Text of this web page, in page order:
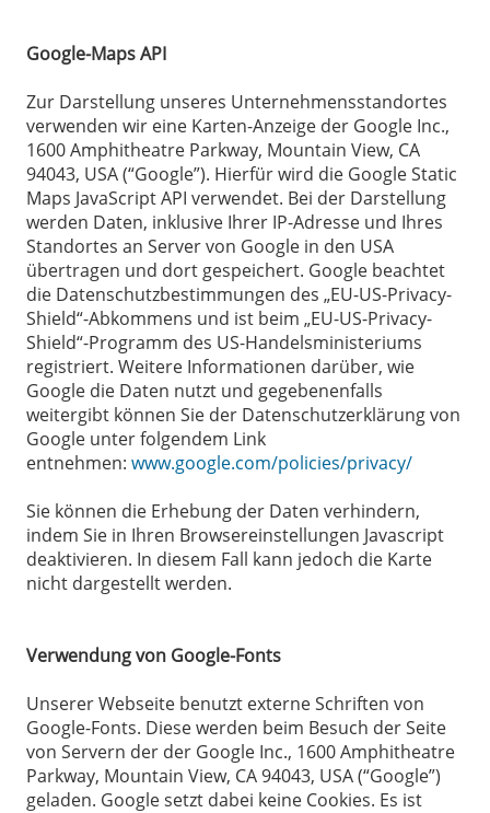
Google-Maps API
Zur Darstellung unseres Unternehmensstandortes
verwenden wir eine Karten-Anzeige der Google Inc.,
1600 Amphitheatre Parkway, Mountain View, CA
94043, USA (“Google”). Hierfür wird die Google Static
Maps JavaScript API verwendet. Bei der Darstellung
werden Daten, inklusive Ihrer IP-Adresse und Ihres
Standortes an Server von Google in den USA
übertragen und dort gespeichert. Google beachtet
die Datenschutzbestimmungen des „EU-US-Privacy-
Shield“-Abkommens und ist beim „EU-US-Privacy-
Shield“-Programm des US-Handelsministeriums
registriert. Weitere Informationen darüber, wie
Google die Daten nutzt und gegebenenfalls
weitergibt können Sie der Datenschutzerklärung von
Google unter folgendem Link
entnehmen:www.google.com/policies/privacy/
Sie können die Erhebung der Daten verhindern,
indem Sie in Ihren Browsereinstellungen Javascript
deaktivieren. In diesem Fall kann jedoch die Karte
nicht dargestellt werden.
Verwendung von Google-Fonts
Unserer Webseite benutzt externe Schriften von
Google-Fonts. Diese werden beim Besuch der Seite
von Servern der der Google Inc., 1600 Amphitheatre
Parkway, Mountain View, CA 94043, USA (“Google”)
geladen. Google setzt dabei keine Cookies. Es ist